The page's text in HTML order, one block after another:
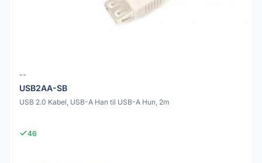
--
USB2AA-SB
USB 2.0 Kabel, USB-A Han til USB-A Hun, 2m
46